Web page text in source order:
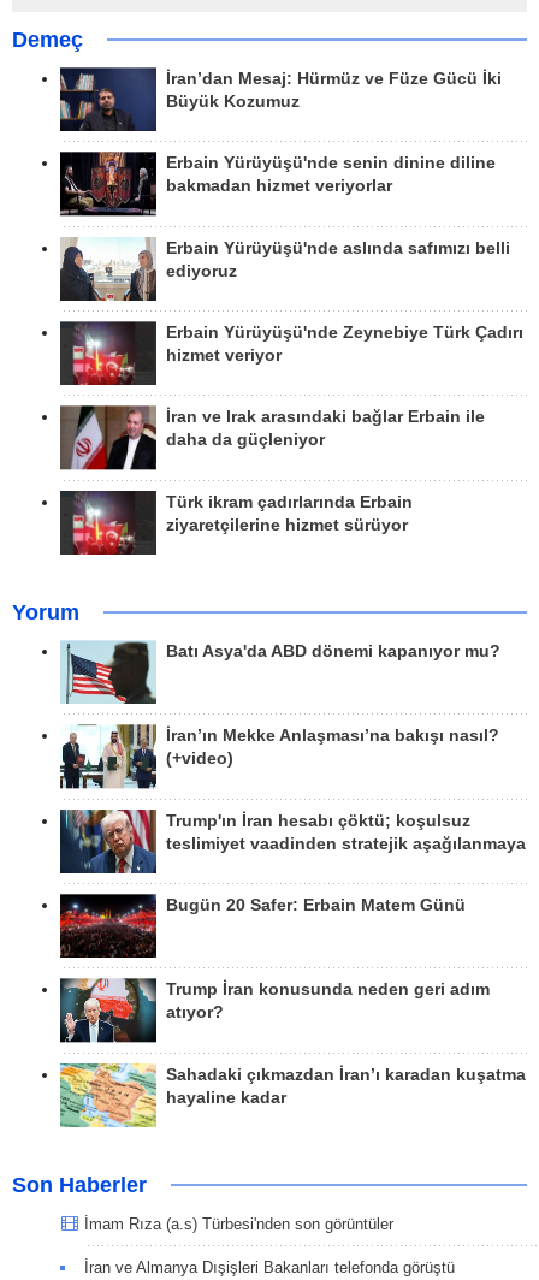
Demeç
İran’dan Mesaj: Hürmüz ve Füze Gücü İki
Büyük Kozumuz
Erbain Yürüyüşü'nde senin dinine diline
bakmadan hizmet veriyorlar
Erbain Yürüyüşü'nde aslında safımızı belli
ediyoruz
Erbain Yürüyüşü'nde Zeynebiye Türk Çadırı
hizmet veriyor
İran ve Irak arasındaki bağlar Erbain ile
daha da güçleniyor
Türk ikram çadırlarında Erbain
ziyaretçilerine hizmet sürüyor
Yorum
Batı Asya'da ABD dönemi kapanıyor mu?
İran’ın Mekke Anlaşması’na bakışı nasıl?
(+video)
Trump'ın İran hesabı çöktü; koşulsuz
teslimiyet vaadinden stratejik aşağılanmaya
Bugün 20 Safer: Erbain Matem Günü
Trump İran konusunda neden geri adım
atıyor?
Sahadaki çıkmazdan İran’ı karadan kuşatma
hayaline kadar
Son Haberler
İmam Rıza (a.s) Türbesi'nden son görüntüler
İran ve Almanya Dışişleri Bakanları telefonda görüştü